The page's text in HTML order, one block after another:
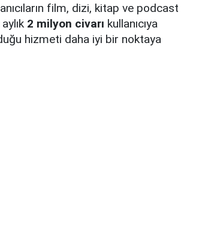
film, dizi, kitap ve podcast
2 milyon civarı kullanıcıya
hizmeti daha iyi bir noktaya